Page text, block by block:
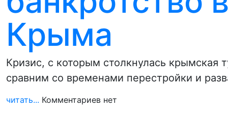
Крыма
Кризис, с которым столкнулась крымская
сравним со временами перестройки и
читать... Комментариев нет